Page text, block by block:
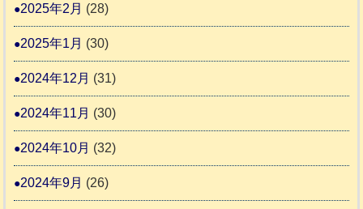
2025年2月 (28)
2025年1月 (30)
2024年12月 (31)
2024年11月 (30)
2024年10月 (32)
2024年9月 (26)